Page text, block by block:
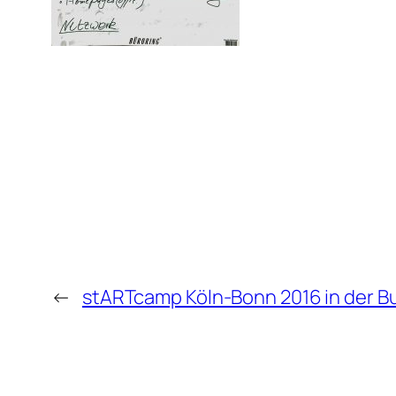
← stARTcamp Köln-Bonn 2016 in der